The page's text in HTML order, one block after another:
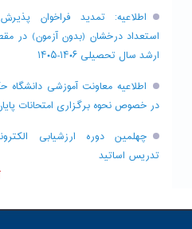
اطلاعیه: تمدید فراخوان
استعداد درخشان (بدون آزمون) در
ارشد سال تحصیلی ۱۴۰۶-۱۴۰۵
اطلاعیه معاونت آموزشی دانشگاه
در خصوص نحوه برگزاری امتحانات
چهلمین دوره ارزشیابی
تدریس اساتید